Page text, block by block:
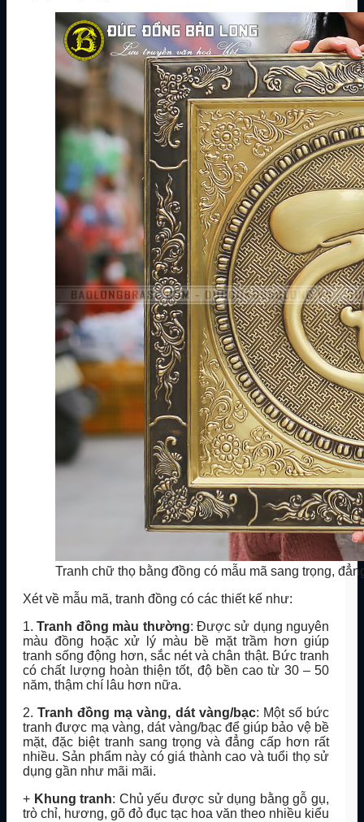
Tranh chữ thọ bằng đồng có mẫu mã sang trọng,
Xét về mẫu mã, tranh đồng có các thiết kế như:
1.Tranh đồng màu thường: Được sử dụng nguyên
màu đồng hoặc xử lý màu bề mặt trầm hơn giúp
tranh sống động hơn, sắc nét và chân thật. Bức tranh
có chất lượng hoàn thiện tốt, độ bền cao từ 30 – 50
năm, thậm chí lâu hơn nữa.
2.Tranh đồng mạ vàng, dát vàng/bạc: Một số bức
tranh được mạ vàng, dát vàng/bạc để giúp bảo vệ bề
mặt, đặc biệt tranh sang trọng và đẳng cấp hơn rất
nhiều. Sản phẩm này có giá thành cao và tuổi thọ sử
dụng gần như mãi mãi.
+ Khung tranh: Chủ yếu được sử dụng bằng gỗ gụ,
trò chỉ, hương, gõ đỏ đục tạc hoa văn theo nhiều kiểu